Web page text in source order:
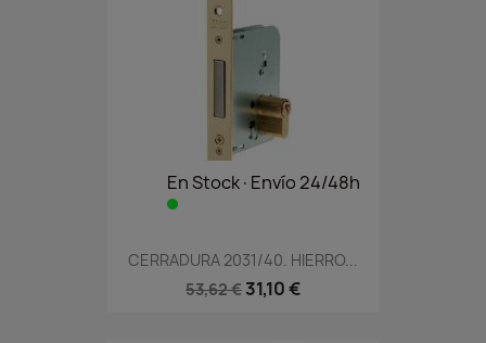
En Stock·Envío 24/48h
CERRADURA 2031/40. HIERRO...
53,62 € 31,10 €